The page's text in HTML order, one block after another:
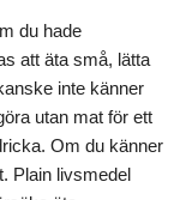
du hade
att äta små, lätta
inte känner
utan mat för ett
Om du känner
Plain livsmedel